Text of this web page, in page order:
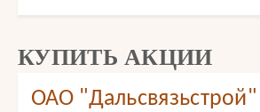
КУПИТЬ АКЦИИ
ОАО "Дальсвязьстрой"